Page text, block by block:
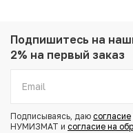
Проба: 800
Вес: 2.7 г
Тираж: 34.182.194
Подпишитесь на
2% на первый заказ
Подписываясь, даю согласие
НУМИЗМАТ и согласие на